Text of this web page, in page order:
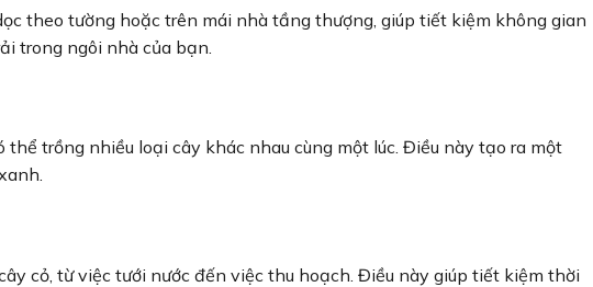
theo tường hoặc trên mái nhà tầng thượng, giúp tiết kiệm không gian
trong ngôi nhà của bạn.
thể trồng nhiều loại cây khác nhau cùng một lúc. Điều này tạo ra một
cỏ, từ việc tưới nước đến việc thu hoạch. Điều này giúp tiết kiệm thời